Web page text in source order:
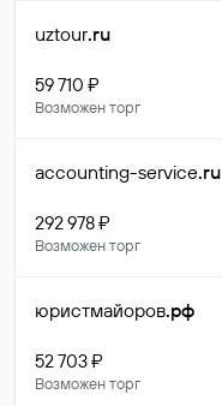
uztour.ru
59 710 ₽
Возможен торг
accounting-service.ru
292 978 ₽
Возможен торг
юристмайоров.рф
52 703 ₽
Возможен торг